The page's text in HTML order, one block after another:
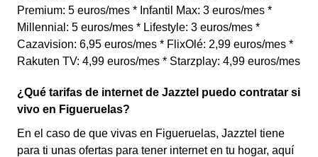
Premium: 5 euros/mes * Infantil Max: 3 euros/mes *
Millennial: 5 euros/mes * Lifestyle: 3 euros/mes *
Cazavision: 6,95 euros/mes * FlixOlé: 2,99 euros/mes *
Rakuten TV: 4,99 euros/mes * Starzplay: 4,99 euros/mes
¿Qué tarifas de internet de Jazztel puedo contratar si
vivo en Figueruelas?
En el caso de que vivas en Figueruelas, Jazztel tiene
para ti unas ofertas para tener internet en tu hogar, aquí